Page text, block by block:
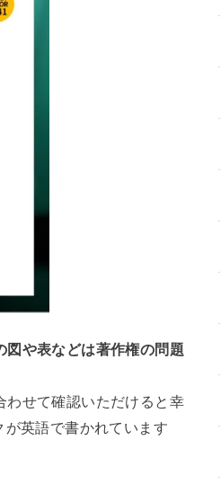
図や表などは著作権の問題
わせて確認いただけると幸
英語で書かれています